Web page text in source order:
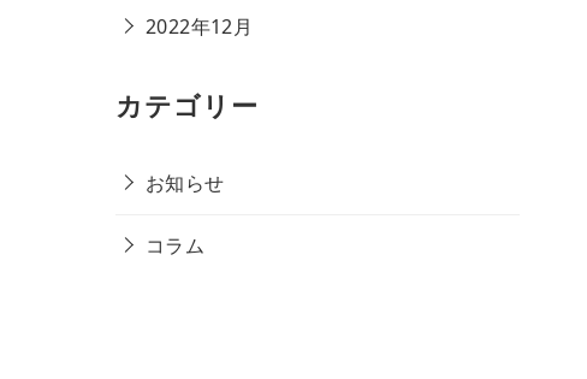
2022年12月
カテゴリー
お知らせ
コラム